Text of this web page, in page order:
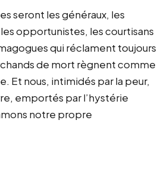
seront les généraux, les
opportunistes, les courtisans
qui réclament toujours
de mort règnent comme
Et nous, intimidés par la peur,
emportés par l’hystérie
notre propre